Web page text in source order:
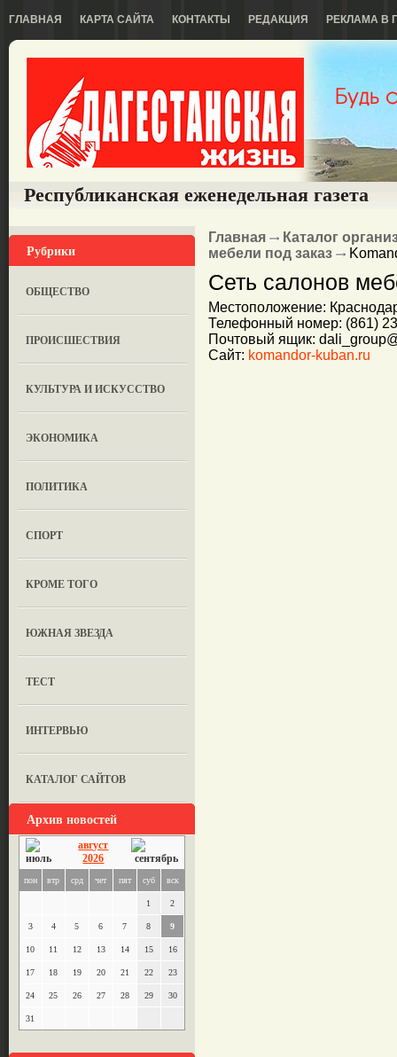
ГЛАВНАЯ КАРТА САЙТА КОНТАКТЫ РЕДАКЦИЯ РЕКЛАМА В
Республиканская еженедельная газета
Рубрики
ОБЩЕСТВО
ПРОИСШЕСТВИЯ
КУЛЬТУРА И ИСКУССТВО
ЭКОНОМИКА
ПОЛИТИКА
СПОРТ
КРОМЕ ТОГО
ЮЖНАЯ ЗВЕЗДА
ТЕСТ
ИНТЕРВЬЮ
КАТАЛОГ САЙТОВ
Архив новостей
август
2026
пон втр срд чет пят суб вск
1 2
3 4 5 6 7 8 9
10 11 12 13 14 15 16
17 18 19 20 21 22 23
24 25 26 27 28 29 30
31
Главная
Каталог
мебели под заказ
Сеть салонов
Местоположение:
Телефонный номер: (861)
Почтовый ящик:
Сайт: komandor-kuban.ru